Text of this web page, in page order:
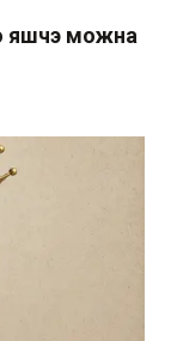
яшчэ можна